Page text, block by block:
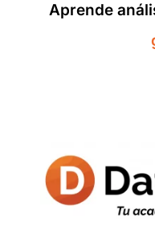
Aprende